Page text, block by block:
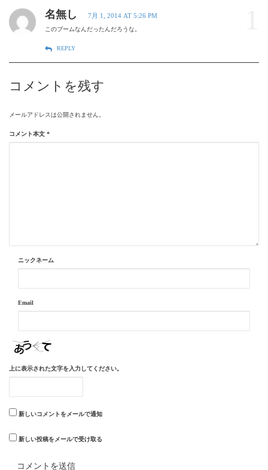
名無し 7月 1, 2014 AT 5:26 PM
このブームなんだったんだろうな。
REPLY
コメントを残す
メールアドレスは公開されません。
コメント本文 *
ニックネーム
Email
上に表示された文字を入力してください。
新しいコメントをメールで通知
新しい投稿をメールで受け取る